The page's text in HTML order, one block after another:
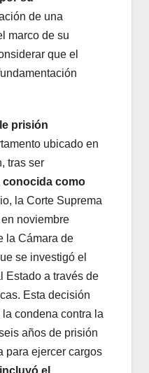
de una
marco de su
que el
prisión
ubicado en
tras ser
conocida como
la Corte Suprema
noviembre
la Cámara de
se investigó el
Estado a través de
Esta decisión
condena contra la
años de prisión
para ejercer cargos